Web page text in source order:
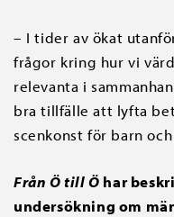
– I tider av ökat
frågor kring hur vi
relevanta i
bra tillfälle att lyfta
scenkonst för barn
Från Ö till Ö har
undersökning om